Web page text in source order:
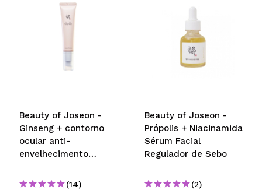
Beauty of Joseon -
Ginseng + contorno
ocular anti-
envelhecimento
Serum
(14)
Beauty of Joseon -
Própolis + Niacinamida
Sérum Facial
Regulador de Sebo
(2)